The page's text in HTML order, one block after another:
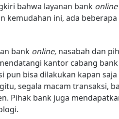
bahwa layanan bank online
kemudahan ini, ada
bank online, nasabah dan
kantor cabang
pun bisa dilakukan kapan
segala macam transaksi,
Pihak bank juga